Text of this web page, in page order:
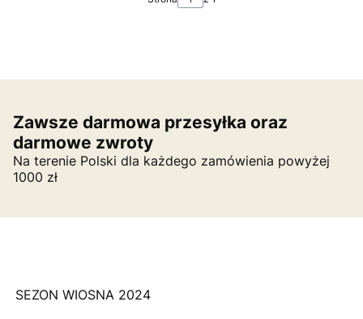
Zawsze darmowa przesyłka oraz
darmowe zwroty
Na terenie Polski dla każdego zamówienia powyżej
1000 zł
SEZON WIOSNA 2024